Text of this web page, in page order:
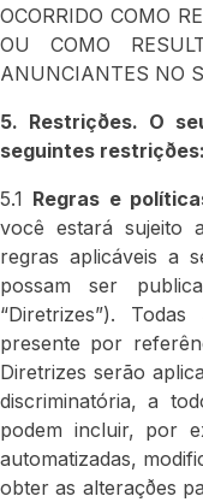
OCORRIDO COMO
OU COMO
ANUNCIANTES NO
5. Restriçðes. O
seguintes restriçðes:
5.1 Regras e
você estará sujeito
regras aplicáveis a
possam ser
“Diretrizes”).
presente por
Diretrizes serão
discriminatória, a
podem incluir, por
automatizadas,
obter as alteraçðes